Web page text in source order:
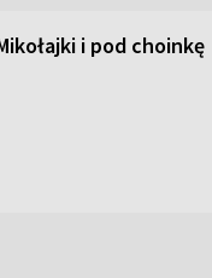
i pod choinkę